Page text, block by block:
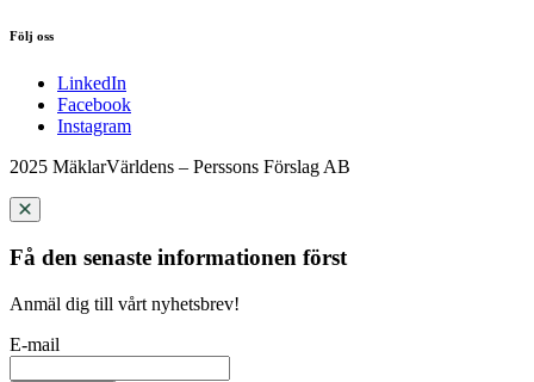
Följ oss
LinkedIn
Facebook
Instagram
2025 MäklarVärldens – Perssons Förslag AB
Få den senaste informationen först
Anmäl dig till vårt nyhetsbrev!
E-mail